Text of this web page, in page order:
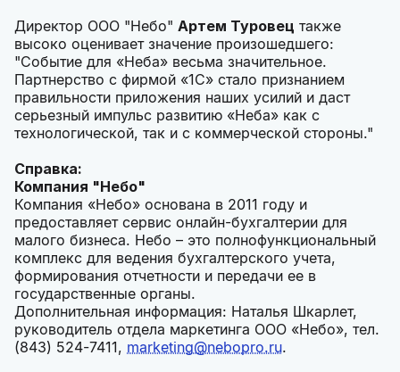
Директор ООО "Небо" Артем Туровец также
высоко оценивает значение произошедшего:
"Событие для «Неба» весьма значительное.
Партнерство с фирмой «1С» стало признанием
правильности приложения наших усилий и даст
серьезный импульс развитию «Неба» как с
технологической, так и с коммерческой стороны."
Справка:
Компания "Небо"
Компания «Небо» основана в 2011 году и
предоставляет сервис онлайн-бухгалтерии для
малого бизнеса. Небо – это полнофункциональный
комплекс для ведения бухгалтерского учета,
формирования отчетности и передачи ее в
государственные органы.
Дополнительная информация: Наталья Шкарлет,
руководитель отдела маркетинга ООО «Небо», тел.
(843) 524-7411, marketing@nebopro.ru.